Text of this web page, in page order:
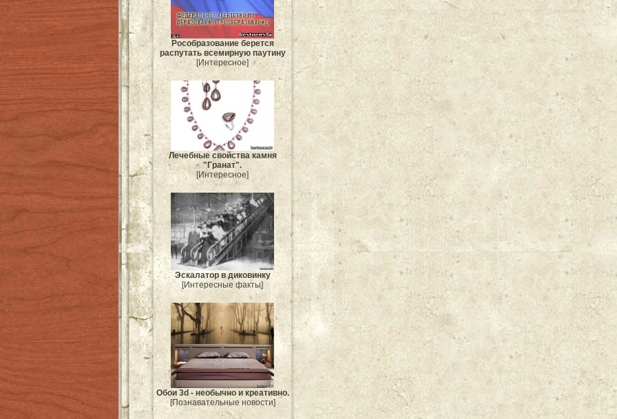
Рособразование берется
распутать всемирную паутину
[Интересное]
Лечебные свойства камня
"Гранат".
[Интересное]
Эскалатор в диковинку
[Интересные факты]
Обои 3d - необычно и креативно.
[Познавательные новости]